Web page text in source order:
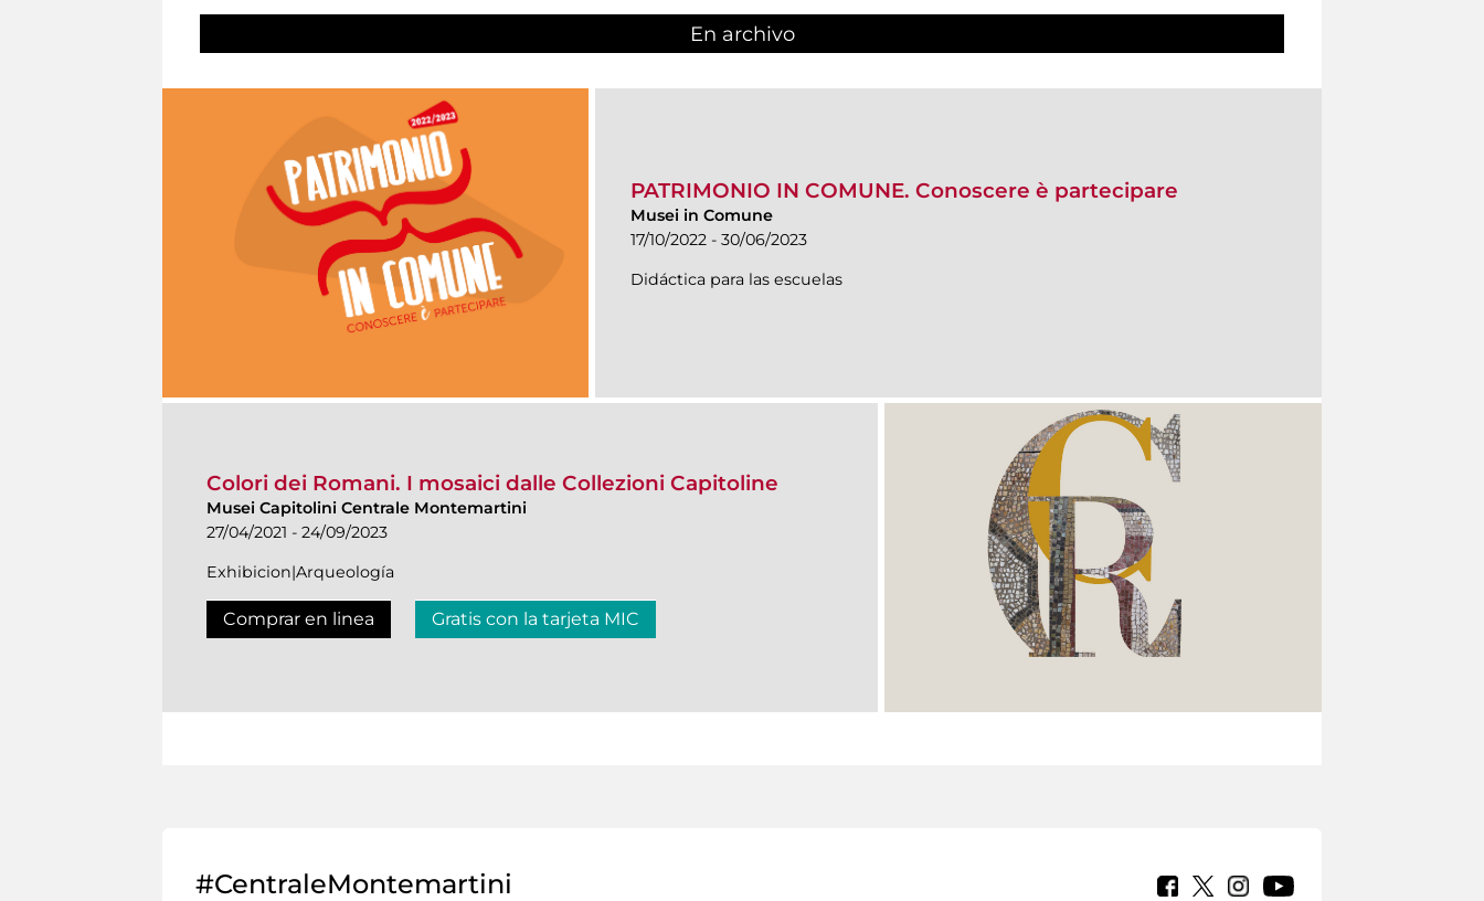
En archivo
PATRIMONIO IN COMUNE. Conoscere è partecipare
Musei in Comune
17/10/2022 - 30/06/2023
Didáctica para las escuelas
Colori dei Romani. I mosaici dalle Collezioni Capitoline
Musei Capitolini Centrale Montemartini
27/04/2021 - 24/09/2023
Exhibicion|Arqueología
Comprar en linea Gratis con la tarjeta MIC
#CentraleMontemartini